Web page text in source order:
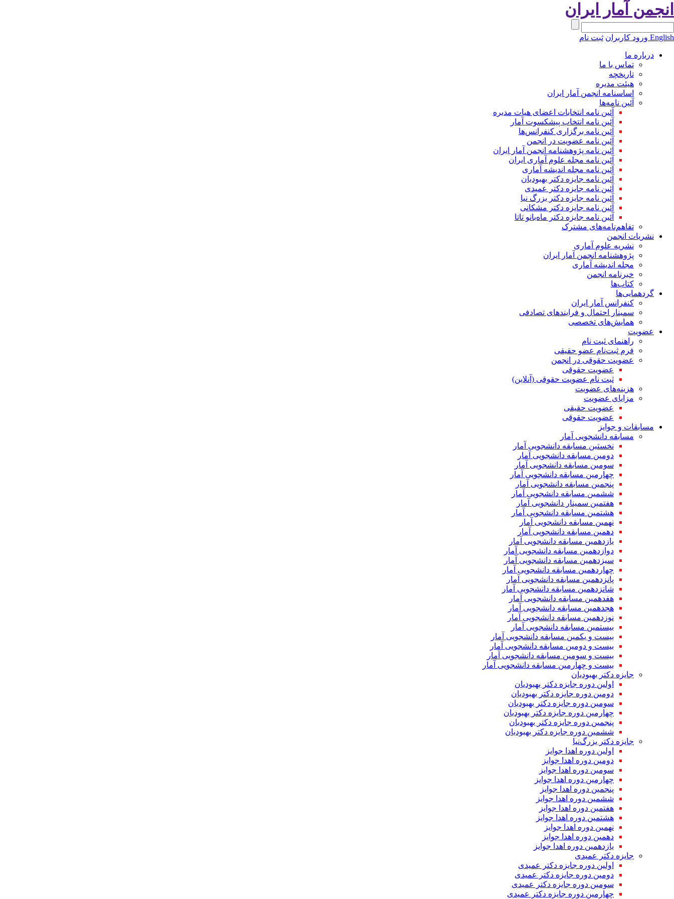
انجمن آمار ایران
English ورود کاربران ثبت نام
درباره ما
تماس با ما
تاریخچه
هیئت مدیره
اساسنامه انجمن آمار ایران
آئین نامه‌ها
آئین نامه انتخابات اعضای هیات مدیره
آئین نامه انتخاب پیشکسوت آمار
آئین نامه برگزاری کنفرانس‌ها
آئین نامه عضویت در انجمن
آئین نامه پژوهشنامه انجمن آمار ایران
آئین نامه مجله علوم آماری ایران
آئین نامه مجله اندیشه آماری
آئین‌ نامه جایزه دکتر بهبودیان
آئین نامه جایزه دکتر عمیدی
آئین نامه جایزه دکتر بزرگ نیا
آئین نامه جایزه دکتر مشکانی
آئین نامه جایزه دکتر ماه‌بانو تاتا
تفاهم‌نامه‌های مشترک
نشریات انجمن
نشریه علوم آماری
پژوهشنامه انجمن آمار ایران
مجله اندیشه آماری
خبرنامه انجمن
کتاب‌ها
گردهمایی‌ها
کنفرانس آمار ایران
سمینار احتمال و فرایندهای تصادفی
همایش‌های تخصصی
عضویت
راهنمای ثبت نام
فرم ثبت‌نام عضو حقیقی
عضویت حقوقی در انجمن
عضویت حقوقی
ثبت نام عضویت حقوقی (آنلاین)
هزینه‌های عضویت
مزایای عضویت
عضویت حقیقی
عضویت حقوقی
مسابقات و جوایز
مسابقه دانشجویی آمار
نخستین مسابقه دانشجویی آمار
دومین مسابقه دانشجویی آمار
سومین مسابقه دانشجویی آمار
چهارمین مسابقه دانشجویی آمار
پنجمین مسابقه دانشجویی آمار
ششمین مسابقه دانشجویی آمار
هفتمین سمینار دانشجویی آمار
هشتمین مسابقه دانشجویی آمار
نهمین مسابقه دانشجویی آمار
دهمین مسابقه دانشجویی آمار
یازدهمین مسابقه دانشجویی آمار
دوازدهمین مسابقه دانشجویی آمار
سیزدهمین مسابقه دانشجویی آمار
چهاردهمین مسابقه دانشجویی آمار
پانزدهمین مسابقه دانشجویی آمار
شانزدهمین مسابقه دانشجویی آمار
هفدهمین مسابقه دانشجویی آمار
هجدهمین مسابقه دانشجویی آمار
نوزدهمین مسابقه دانشجویی آمار
بیستمین مسابقه دانشجویی آمار
بیست و یکمین مسابقه دانشجویی آمار
بیست و دومین مسابقه دانشجویی آمار
بیست و سومین مسابقه دانشجویی آمار
بیست و چهارمین مسابقه دانشجویی آمار
جایزه دکتر بهبودیان
اولین دوره جایزه دکتر بهبودیان
دومین دوره جایزه دکتر بهبودیان
سومین دوره جایزه دکتر بهبودیان
چهارمین دوره جایزه دکتر بهبودیان
پنجمین دوره جایزه دکتر بهبودیان
ششمین دوره جایزه دکتر بهبودیان
جایزه دکتر بزرگ‌نیا
اولین دوره اهدا جوایز
دومین دوره اهدا جوایز
سومین دوره اهدا جوایز
چهارمین دوره اهدا جوایز
پنجمین دوره اهدا جوایز
ششمین دوره اهدا جوایز
هفتمین دوره اهدا جوایز
هشتمین دوره اهدا جوایز
نهمین دوره اهدا جوایز
دهمین دوره اهدا جوایز
یازدهمین دوره اهدا جوایز
جایزه دکتر عمیدی
اولین دوره جایزه دکتر عمیدی
دومین دوره جایزه دکتر عمیدی
سومین دوره جایزه دکتر عمیدی
چهارمین دوره جایزه دکتر عمیدی